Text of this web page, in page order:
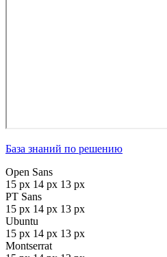
База знаний по решению
Open Sans
15 px 14 px 13 px
PT Sans
15 px 14 px 13 px
Ubuntu
15 px 14 px 13 px
Montserrat